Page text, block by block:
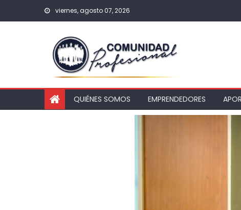
viernes, agosto 07, 2026
QUIÉNES SOMOS EMPRENDEDORES